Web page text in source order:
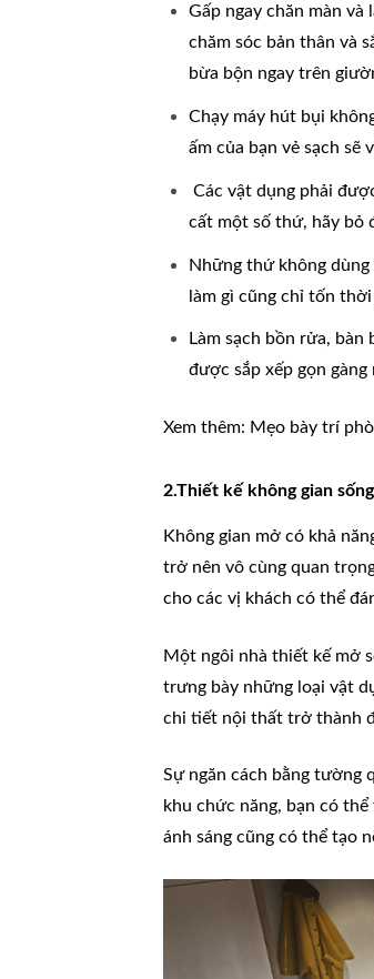
Gấp ngay chăn màn và
chăm sóc bản thân và
bừa bộn ngay trên
Chạy máy hút bụi
ấm của bạn vẻ sạch sẽ
Các vật dụng phải
cất một số thứ, hãy bỏ
Những thứ không dùng
làm gì cũng chỉ tốn
Làm sạch bồn rửa,
được sắp xếp gọn gàng
Xem thêm: Mẹo bày trí
2.Thiết kế không gian
Không gian mở có khả
trở nên vô cùng quan
cho các vị khách có thể
Một ngôi nhà thiết kế mở
trưng bày những loại vật
chi tiết nội thất trở thành
Sự ngăn cách bằng tường
khu chức năng, bạn có
ánh sáng cũng có thể tạo